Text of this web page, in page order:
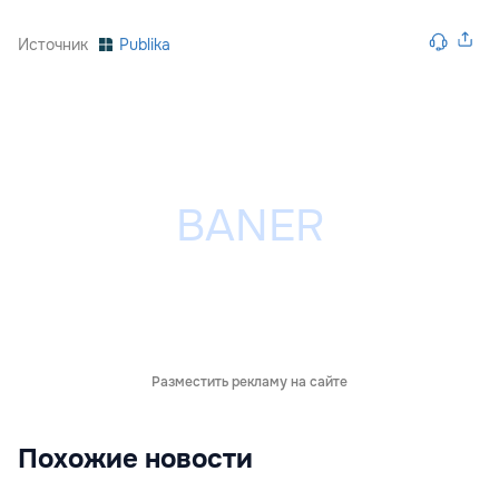
Источник Publika
Разместить рекламу на сайте
Похожие новости